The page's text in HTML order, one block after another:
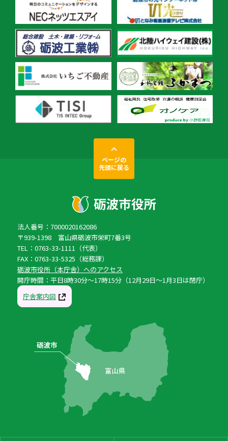
ページの
先頭に戻る
法人番号：7000020162086
〒939-1398 富山県砺波市栄町7番3号
TEL：0763-33-1111（代表）
FAX：0763-33-5325（総務課）
砺波市役所（本庁舎）へのアクセス
開庁時間：平日8時30分〜17時15分（12月29日〜1月3日は閉庁）
庁舎案内図